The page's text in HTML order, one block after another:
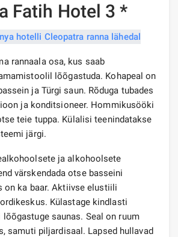
Fatih Hotel 3 *
rannaala osa, kus saab
lõõgastuda. Kohapeal on
ja Türgi saun. Rõduga tubades
ja konditsioneer. Hommikusööki
teie tuppa. Külalisi teenindatakse
järgi.
ja alkohoolsete
värskendada otse basseini
on ka baar. Aktiivse elustiili
Külastage kindlasti
saunas. Seal on ruum
samuti piljardisaal. Lapsed hullavad